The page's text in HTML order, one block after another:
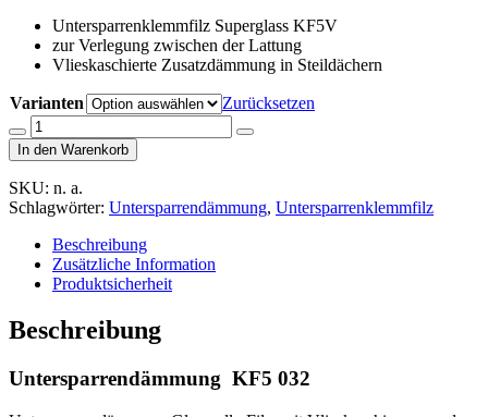
Untersparrenklemmfilz Superglass KF5V
zur Verlegung zwischen der Lattung
Vlieskaschierte Zusatzdämmung in Steildächern
Varianten
Zurücksetzen
Menge
von
Untersparrendämmung
WLG
032
Untersparrenklemmfilz
Sparrendämmung
Dachdämmung
In den Warenkorb
SKU: n. a.
Schlagwörter: Untersparrendämmung, Untersparrenklemmfilz
Beschreibung
Zusätzliche Information
Produktsicherheit
Beschreibung
Untersparrendämmung KF5 032